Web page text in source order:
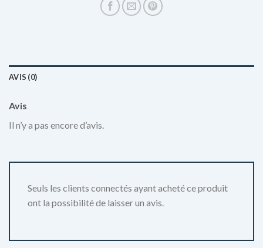
AVIS (0)
Avis
Il n’y a pas encore d’avis.
Seuls les clients connectés ayant acheté ce produit
ont la possibilité de laisser un avis.